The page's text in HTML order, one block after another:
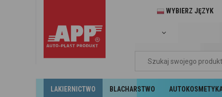
WYBIERZ JĘZYK
LAKIERNICTWO BLACHARSTWO